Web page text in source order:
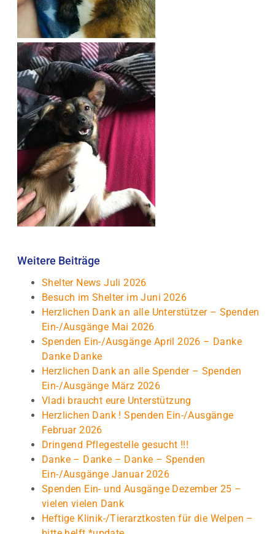
Weitere Beiträge
Shelter News Juli 2026
Besuch im Shelter im Juni 2026
Herzlichen Dank an alle Unterstützer – Spenden
Ein-/Ausgänge Mai 2026
Spenden Ein-/Ausgänge April 2026 – Danke
Danke Danke
Herzlichen Dank an alle Spender – Spenden
Ein-/Ausgänge März 2026
Vladi braucht eure Unterstützung
Herzlichen Dank ! Spenden Ein-/Ausgänge
Februar 2026
Dringend Pflegestelle gesucht !!!
Danke – Danke – Danke – Spenden
Ein-/Ausgänge Januar 2026
Spenden Ein- und Ausgänge Dezember 25 –
vielen vielen Dank
Heftige Klinik-/Tierarztkosten für die Welpen –